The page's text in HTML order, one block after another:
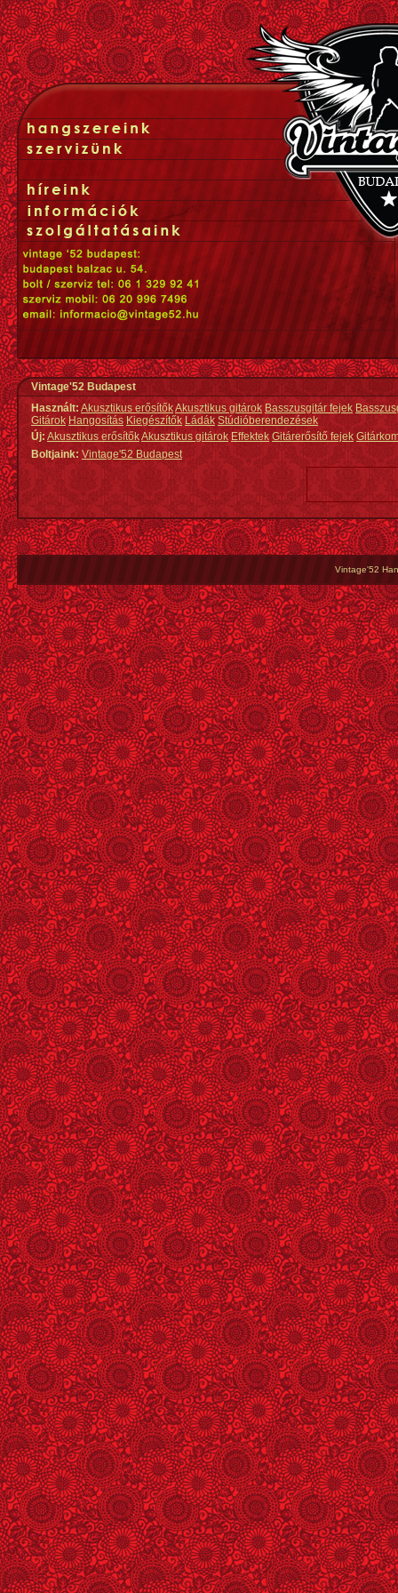
Vintage'52 Budapest
Használt: Akusztikus erősítőkAkusztikus gitárok Basszusgitár fejek
Gitárok Hangosítás Kiegészítők Ládák Stúdióberendezések
Új:Akusztikus erősítőkAkusztikus gitárok Effektek Gitárerősítő fejek
Boltjaink: Vintage'52 Budapest
Vintage'52